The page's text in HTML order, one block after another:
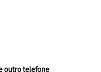
outro telefone